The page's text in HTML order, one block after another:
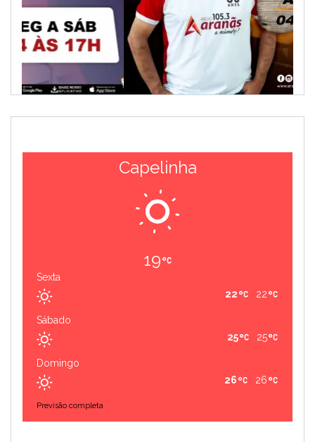
Capelinha
19
Sexta
22
22
Sábado
25
25
Domingo
26
26
Previsão completa